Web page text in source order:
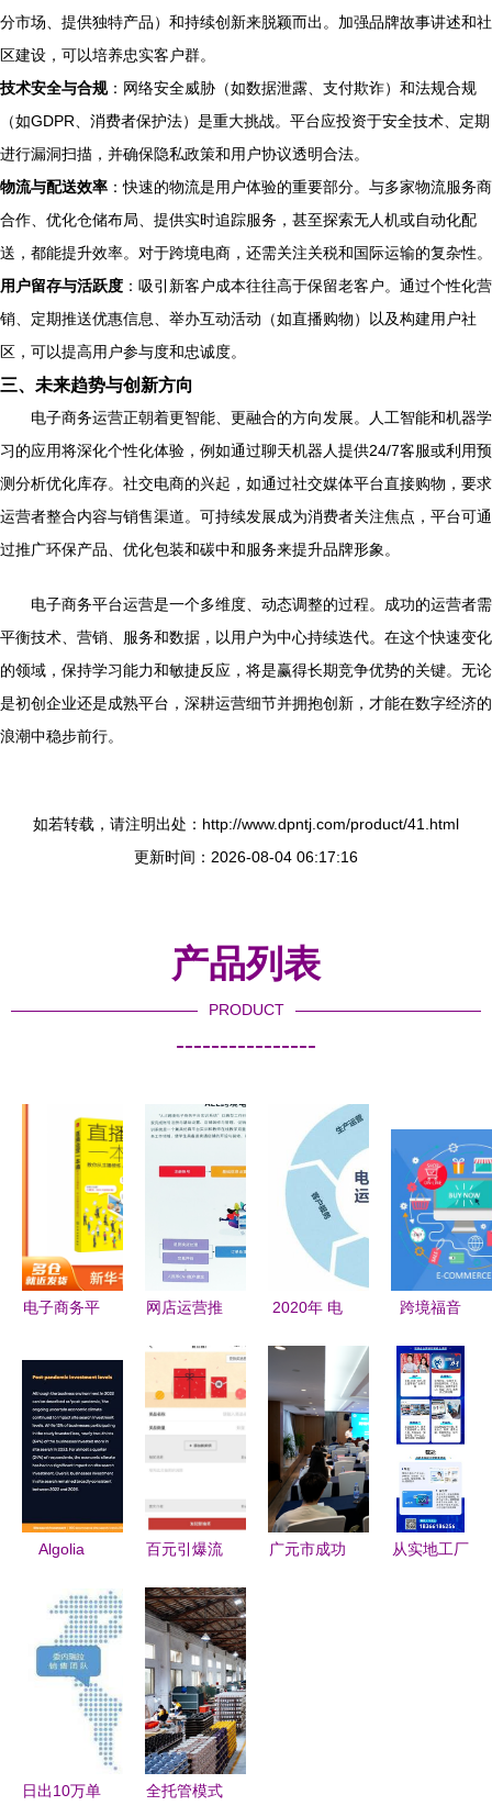
分市场、提供独特产品）和持续创新来脱颖而出。加强品牌故事讲述和社
区建设，可以培养忠实客户群。
技术安全与合规：网络安全威胁（如数据泄露、支付欺诈）和法规合规
（如GDPR、消费者保护法）是重大挑战。平台应投资于安全技术、定期
进行漏洞扫描，并确保隐私政策和用户协议透明合法。
物流与配送效率 ：快速的物流是用户体验的重要部分。与多家物流服务商
合作、优化仓储布局、提供实时追踪服务，甚至探索无人机或自动化配
送，都能提升效率。对于跨境电商，还需关注关税和国际运输的复杂性。
用户留存与活跃度 ：吸引新客户成本往往高于保留老客户。通过个性化营
销、定期推送优惠信息、举办互动活动（如直播购物）以及构建用户社
区，可以提高用户参与度和忠诚度。
三、未来趋势与创新方向
电子商务运营正朝着更智能、更融合的方向发展。人工智能和机器学
习的应用将深化个性化体验，例如通过聊天机器人提供24/7客服或利用预
测分析优化库存。社交电商的兴起，如通过社交媒体平台直接购物，要求
运营者整合内容与销售渠道。可持续发展成为消费者关注焦点，平台可通
过推广环保产品、优化包装和碳中和服务来提升品牌形象。
电子商务平台运营是一个多维度、动态调整的过程。成功的运营者需
平衡技术、营销、服务和数据，以用户为中心持续迭代。在这个快速变化
的领域，保持学习能力和敏捷反应，将是赢得长期竞争优势的关键。无论
是初创企业还是成熟平台，深耕运营细节并拥抱创新，才能在数字经济的
浪潮中稳步前行。
如若转载，请注明出处：http://www.dpntj.com/product/41.html
更新时间：2026-08-04 06:17:16
产品列表
PRODUCT
----------------
电子商务平
解析 从成
本控制到服
务优化
网店运营推
务平台运营
的实战策略
2020年 电
行与破局之
道
跨境福音
方案，让跨
国运营不再
步步维艰
Algolia
B2C电子商
务网站搜索
趋势与平台
运营洞察
百元引爆流
商低成本高
效运营实战
指南
广元市成功
从实地工厂
日出10万单
全托管模式